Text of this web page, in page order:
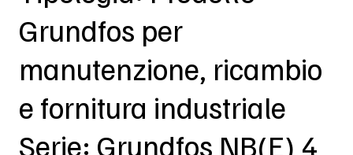
Grundfos per
manutenzione, ricambio
e fornitura industriale
Serie: Grundfos NB(E) 4